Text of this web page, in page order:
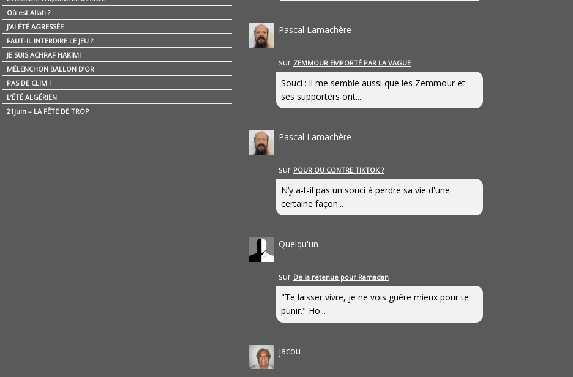
Où est Allah ?
J’AI ÉTÉ AGRESSÉE
FAUT-IL INTERDIRE LE JEU ?
JE SUIS ACHRAF HAKIMI
MÉLENCHON BALLON D’OR
PAS DE CLIM !
L’ÉTÉ ALGÉRIEN
21juin – LA FÊTE DE TROP
Pascal Lamachère
sur ZEMMOUR EMPORTÉ PAR LA VAGUE
Souci : il me semble aussi que les Zemmour et
ses supporters ont...
Pascal Lamachère
sur POUR OU CONTRE TIKTOK ?
N’y a-t-il pas un souci à perdre sa vie d'une
certaine façon...
Quelqu'un
sur De la retenue pour Ramadan
"Te laisser vivre, je ne vois guère mieux pour te
punir." Ho...
jacou